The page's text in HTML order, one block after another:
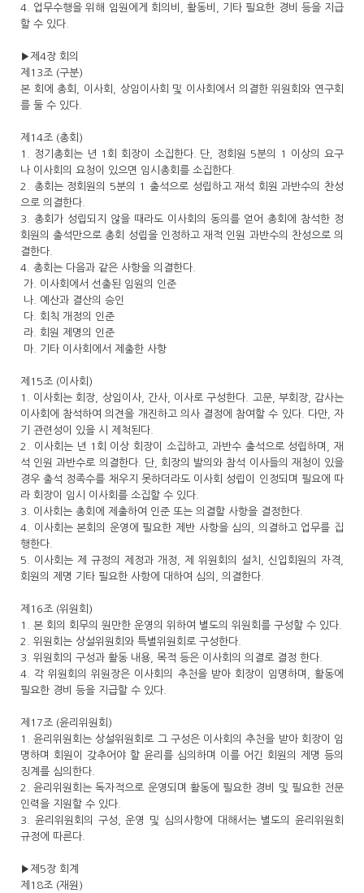
4. 업무수행을 위해 임원에게 회의비, 활동비, 기타 필요한 경비 등을 지급
할 수 있다.
▶제4장 회의
제13조 (구분)
본 회에 총회, 이사회, 상임이사회 및 이사회에서 의결한 위원회와 연구회
를 둘 수 있다.
제14조 (총회)
1. 정기총회는 년 1회 회장이 소집한다. 단, 정회원 5분의 1 이상의 요구
나 이사회의 요청이 있으면 임시총회를 소집한다.
2. 총회는 정회원의 5분의 1 출석으로 성립하고 재석 회원 과반수의 찬성
으로 의결한다.
3. 총회가 성립되지 않을 때라도 이사회의 동의를 얻어 총회에 참석한 정
회원의 출석만으로 총회 성립을 인정하고 재적 인원 과반수의 찬성으로 의
결한다.
4. 총회는 다음과 같은 사항을 의결한다.
가. 이사회에서 선출된 임원의 인준
나. 예산과 결산의 승인
다. 회칙 개정의 인준
라. 회원 제명의 인준
마. 기타 이사회에서 제출한 사항
제15조 (이사회)
1. 이사회는 회장, 상임이사, 간사, 이사로 구성한다. 고문, 부회장, 감사는
이사회에 참석하여 의견을 개진하고 의사 결정에 참여할 수 있다. 다만, 자
기 관련성이 있을 시 제척된다.
2. 이사회는 년 1회 이상 회장이 소집하고, 과반수 출석으로 성립하며, 재
석 인원 과반수로 의결한다. 단, 회장의 발의와 참석 이사들의 재청이 있을
경우 출석 정족수를 채우지 못하더라도 이사회 성립이 인정되며 필요에 따
라 회장이 임시 이사회를 소집할 수 있다.
3. 이사회는 총회에 제출하여 인준 또는 의결할 사항을 결정한다.
4. 이사회는 본회의 운영에 필요한 제반 사항을 심의, 의결하고 업무를 집
행한다.
5. 이사회는 제 규정의 제정과 개정, 제 위원회의 설치, 신입회원의 자격,
회원의 제명 기타 필요한 사항에 대하여 심의, 의결한다.
제16조 (위원회)
1. 본 회의 회무의 원만한 운영의 위하여 별도의 위원회를 구성할 수 있다.
2. 위원회는 상설위원회와 특별위원회로 구성한다.
3. 위원회의 구성과 활동 내용, 목적 등은 이사회의 의결로 결정 한다.
4. 각 위원회의 위원장은 이사회의 추천을 받아 회장이 임명하며, 활동에
필요한 경비 등을 지급할 수 있다.
제17조 (윤리위원회)
1. 윤리위원회는 상설위원회로 그 구성은 이사회의 추천을 받아 회장이 임
명하며 회원이 갖추어야 할 윤리를 심의하며 이를 어긴 회원의 제명 등의
징계를 심의한다.
2. 윤리위원회는 독자적으로 운영되며 활동에 필요한 경비 및 필요한 전문
인력을 지원할 수 있다.
3. 윤리위원회의 구성, 운영 및 심의사항에 대해서는 별도의 윤리위원회
규정에 따른다.
▶제5장 회계
제18조 (재원)